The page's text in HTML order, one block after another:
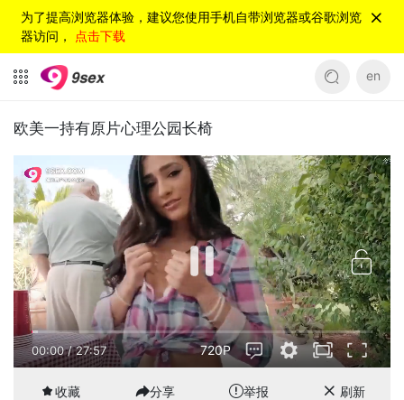
为了提高浏览器体验，建议您使用手机自带浏览器或谷歌浏览
器访问， 点击下载
en
欧美一持有原片心理公园长椅
00:00/27:57 720P
收藏 分享 举报 刷新